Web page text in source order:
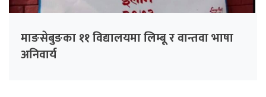
माङसेबुङका ११ विद्यालयमा लिम्बू र वान्तवा भाषा
अनिवार्य